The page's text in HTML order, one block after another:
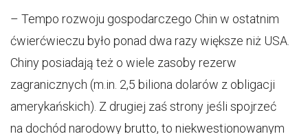
– Tempo rozwoju gospodarczego Chin w ostatnim
ćwierćwieczu było ponad dwa razy większe niż USA.
Chiny posiadają też o wiele zasoby rezerw
zagranicznych (m.in. 2,5 biliona dolarów z obligacji
amerykańskich). Z drugiej zaś strony jeśli spojrzeć
na dochód narodowy brutto, to niekwestionowanym